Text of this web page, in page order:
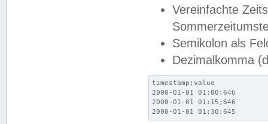
Vereinfachte
Semikolon als
Dezimalkomma
timestamp;value
2000-01-01 01:00;646
2000-01-01 01:15;646
2000-01-01 01:30;645